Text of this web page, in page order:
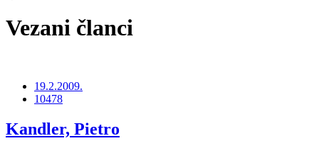
Vezani članci
19.2.2009.
10478
Kandler, Pietro